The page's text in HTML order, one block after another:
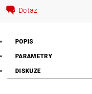
Dotaz
POPIS
PARAMETRY
DISKUZE